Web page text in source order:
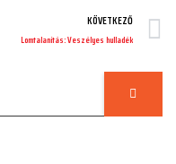
KÖVETKEZŐ
Lomtalanítás: Veszélyes hulladék